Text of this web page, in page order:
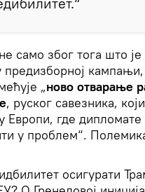
само због тога што је
„ново отварање
, руског савезника,
где дипломате
у проблем“.
осигурати